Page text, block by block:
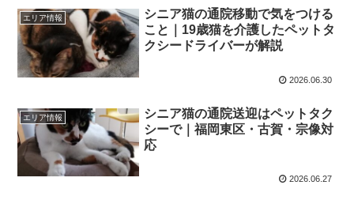
エリア情報
シニア猫の通院移動で気をつける
こと｜19歳猫を介護したペットタ
クシードライバーが解説
2026.06.30
エリア情報
シニア猫の通院送迎はペットタク
シーで｜福岡東区・古賀・宗像対
応
2026.06.27